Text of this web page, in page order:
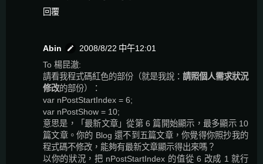
回覆
Abin
2008/8/22 中午12:01
To 楊昆澈:
請看我程式碼紅色的部份（就是我說： 請照個人需求狀況
修改的部份）：
var nPostStartIndex = 6;
var nPostShow = 10;
意思是，「最新文章」從第 6 篇開始顯示，最多顯示 10
篇文章。你的 Blog 還不到五篇文章，你覺得你照抄我的
程式碼不修改，能夠有最新文章顯示得出來嗎？
以你的狀況，把 nPostStartIndex 的值從 6 改成 1 就行